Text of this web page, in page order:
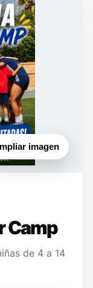
imagen
Camp
de 4 a 14